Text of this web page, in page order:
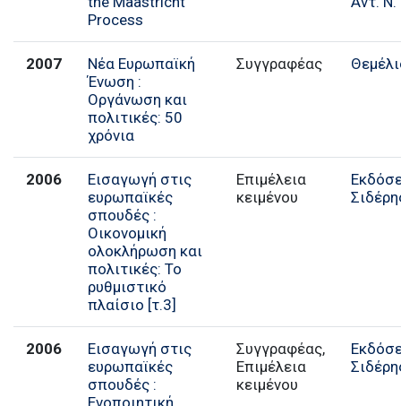
Process
2007
Νέα Ευρωπαϊκή
Ένωση :
Οργάνωση και
πολιτικές: 50
χρόνια
Συγγραφέας
2006
Εισαγωγή στις
ευρωπαϊκές
σπουδές :
Οικονομική
ολοκλήρωση και
πολιτικές: Το
ρυθμιστικό
πλαίσιο [τ.3]
Επιμέλεια
κειμένου
2006
Εισαγωγή στις
ευρωπαϊκές
σπουδές :
Ενοποιητική
Συγγραφέας,
Επιμέλεια
κειμένου